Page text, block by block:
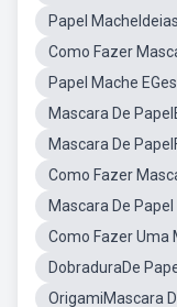
Papel
Como Fazer
Papel Mache
Mascara De
Mascara De
Como Fazer
Mascara De
Como Fazer Uma
DobraduraDe
OrigamiMascara